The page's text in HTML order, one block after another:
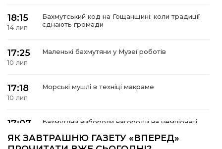
політика
місія
18:15
14 лип
Бахмутський код на Гощанщині: коли традиції
єднають громади
17:25
10 лип
Маленькі бахмутяни у Музеї роботів
17:18
10 лип
Морські мушлі в техніці макраме
17:07
Бахмутяни вибороли нагороди на чемпіонаті
ЯК ЗАВТРАШНЮ ГАЗЕТУ «ВПЕРЕД»